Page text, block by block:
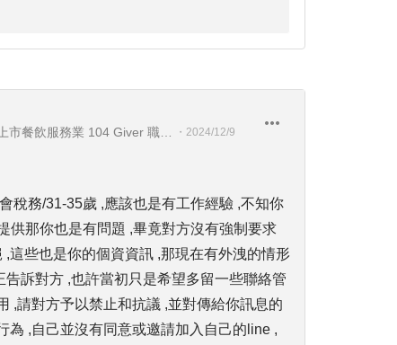
・ 2024/12/9
稅務/31-35歲 ,應該也是有工作經驗 ,不知你
供那你也是有問題 ,畢竟對方沒有強制要求
這些也是你的個資資訊 ,那現在有外洩的情形
訴對方 ,也許當初只是希望多留一些聯絡管
,請對方予以禁止和抗議 ,並對傳給你訊息的
為 ,自己並沒有同意或邀請加入自己的line ,